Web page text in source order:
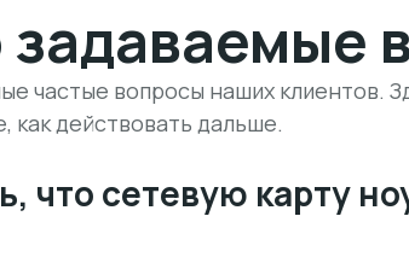
задаваемые
частые вопросы наших клиентов.
как действовать дальше.
что сетевую карту